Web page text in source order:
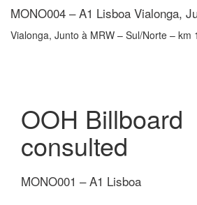
MONO004 – A1 Lisboa Vialonga,
Vialonga, Junto à MRW – Sul/Norte – km
OOH Billboard
consulted
MONO001 – A1 Lisboa